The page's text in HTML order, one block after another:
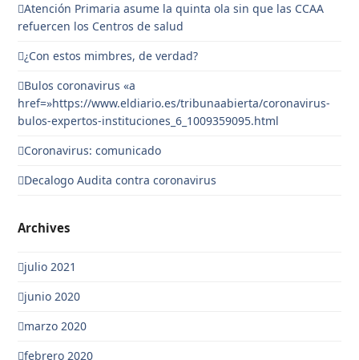
Atención Primaria asume la quinta ola sin que las CCAA
refuercen los Centros de salud
¿Con estos mimbres, de verdad?
Bulos coronavirus «a
href=»https://www.eldiario.es/tribunaabierta/coronavirus-
bulos-expertos-instituciones_6_1009359095.html
Coronavirus: comunicado
Decalogo Audita contra coronavirus
Archives
julio 2021
junio 2020
marzo 2020
febrero 2020